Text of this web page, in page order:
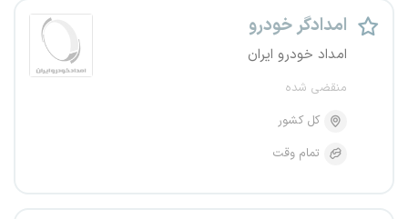
امدادگر خودرو
امداد خودرو ایران
منقضی شده
کل کشور
تمام وقت